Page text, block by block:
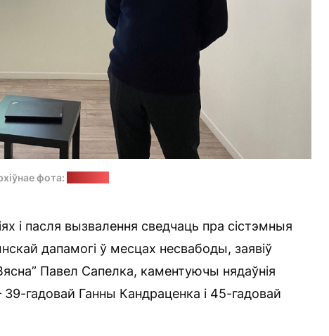
фота:
і пасля вызвалення сведчаць пра сістэмныя
дапамогі ў месцах несвабоды, заявіў
Павел Сапелка, каментуючы нядаўнія
гадовай Ганны Кандраценка і 45-гадовай